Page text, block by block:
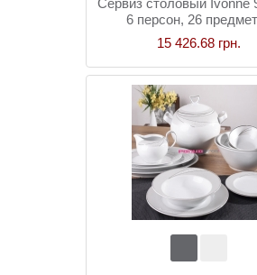
Сервиз столовый Ivonne
6 персон, 26
15 426.68 грн.